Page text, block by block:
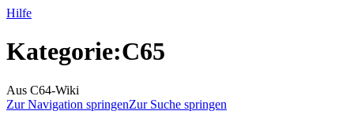
Hilfe
Kategorie:C65
Aus C64-Wiki
Zur Navigation springenZur Suche springen